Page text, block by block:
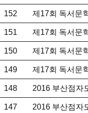
152 제17회 독서문
151 제17회 독서문
150 제17회 독서문
149 제17회 독서문
148 2016 부산점자
147 2016 부산점자